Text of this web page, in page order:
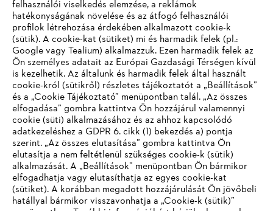
Vállalat
STIHL GYIK
Szerviz
IHR BROWSER WIRD NICHT
UNTERSTÜTZT
Sie nutzen einen Browser, den wir noch nicht unterstützen. Für
eine optimale Nutzung unserer Seite empfehlen wir Ihnen, zu
felhasználói viselkedés elemzése, a reklámok
hatékonyságának növelése és az átfogó felhasználói
profilok létrehozása érdekében alkalmazott cookie-k
(sütik). A cookie-kat (sütiket) mi és harmadik felek (pl.:
Google vagy Tealium) alkalmazzuk. Ezen harmadik felek az
Ön személyes adatait az Európai Gazdasági Térségen kívül
is kezelhetik. Az általunk és harmadik felek által használt
cookie-król (sütikről) részletes tájékoztatót a „Beállítások”
és a „Cookie Tájékoztató” menüpontban talál. „Az összes
elfogadása” gombra kattintva Ön hozzájárul valamennyi
cookie (süti) alkalmazásához és az ahhoz kapcsolódó
adatkezeléshez a GDPR 6. cikk (1) bekezdés a) pontja
szerint. „Az összes elutasítása” gombra kattintva Ön
elutasítja a nem feltétlenül szükséges cookie-k (sütik)
alkalmazását. A „Beállítások” menüpontban Ön bármikor
elfogadhatja vagy elutasíthatja az egyes cookie-kat
(sütiket). A korábban megadott hozzájárulását Ön jövőbeli
hatállyal bármikor visszavonhatja a „Cookie-k (sütik)”